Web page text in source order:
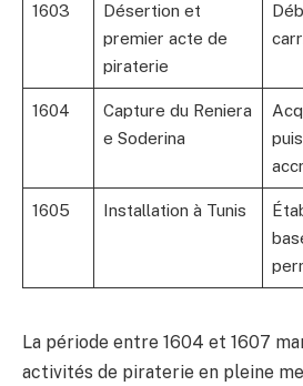
1603
Désertion et
premier acte de
piraterie
1604
Capture du Reniera
e Soderina
1605 Installation à Tunis
La période entre 1604 et 1607
activités de piraterie en pleine